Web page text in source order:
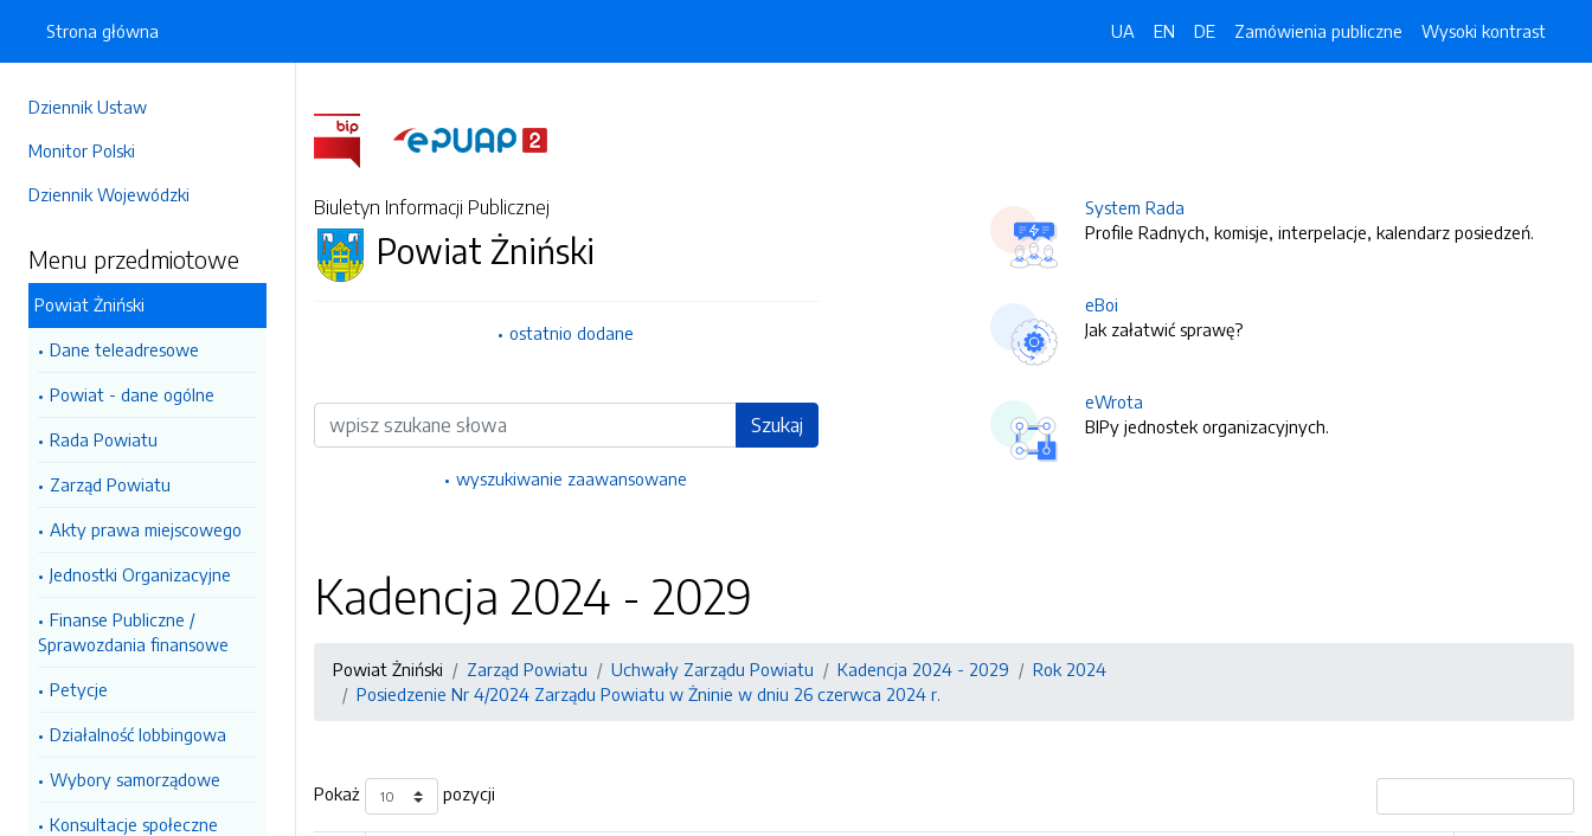
Dziennik Ustaw
Monitor Polski
Dziennik Wojewódzki
Menu przedmiotowe
Powiat Żniński
Dane teleadresowe
Powiat - dane ogólne
Rada Powiatu
Zarząd Powiatu
Akty prawa miejscowego
Jednostki Organizacyjne
Finanse Publiczne /
Sprawozdania finansowe
Petycje
Działalność lobbingowa
Wybory samorządowe
Konsultacje społeczne
Strona główna UA EN DE Zamówienia publiczne Wysoki kontrast
Biuletyn Informacji Publicznej
Powiat Żniński
ostatnio dodane
Wyszukiwarka Szukaj
wyszukiwanie zaawansowane
System Rada
Profile Radnych, komisje, interpelacje, kalendarz posiedzeń.
eBoi
Jak załatwić sprawę?
eWrota
BIPy jednostek organizacyjnych.
Kadencja 2024 - 2029
Powiat Żniński Zarząd Powiatu Uchwały Zarządu Powiatu Kadencja 2024 - 2029
Rok 2024
Posiedzenie Nr 4/2024 Zarządu Powiatu w Żninie w dniu 26 czerwca 2024 r.
Pokaż pozycji